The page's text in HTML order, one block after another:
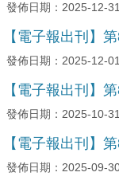
佈日期：2025-12-31
【電子報出刊】
佈日期：2025-12-01
【電子報出刊】
佈日期：2025-10-31
【電子報出刊】
佈日期：2025-09-